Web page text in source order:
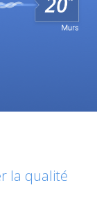
la qualité